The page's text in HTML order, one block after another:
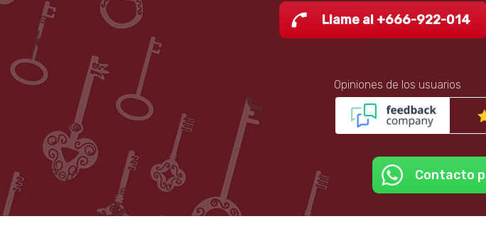
Llame al +666-922-014
Opiniones de los usuarios
Contacto